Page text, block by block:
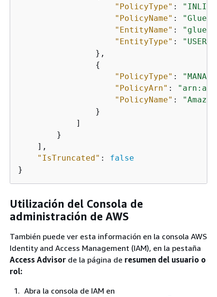
"PolicyType" :
"PolicyName" :
"EntityName" :
"EntityType" :
"USER"
                },
{
"PolicyType" :
"PolicyArn" :
"PolicyName" :
                }
            ]
        }
    ],
"IsTruncated" : false
Utilización del Consola de
administración de AWS
También puede ver esta información en la consola AWS
Identity and Access Management (IAM), en la pestaña
Access Advisor de la página de resumen del usuario o
rol:
Abra la consola de IAM en